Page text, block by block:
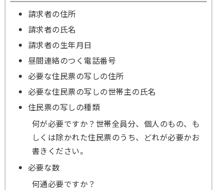
請求者の住所
請求者の氏名
請求者の生年月日
昼間連絡のつく電話番号
必要な住民票の写しの住所
必要な住民票の写しの世帯主の氏名
住民票の写しの種類
何が必要ですか？世帯全員分、個人のもの、も
しくは除かれた住民票のうち、どれが必要かお
書きください。
必要な数
何通必要ですか？